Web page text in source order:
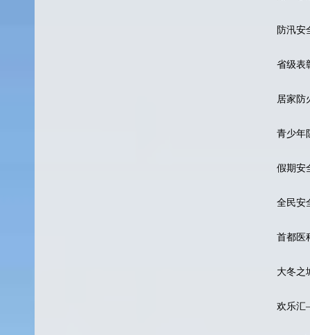
防汛安
省级表
居家防
青少年
假期安
全民安
首都医
大冬之
欢乐汇